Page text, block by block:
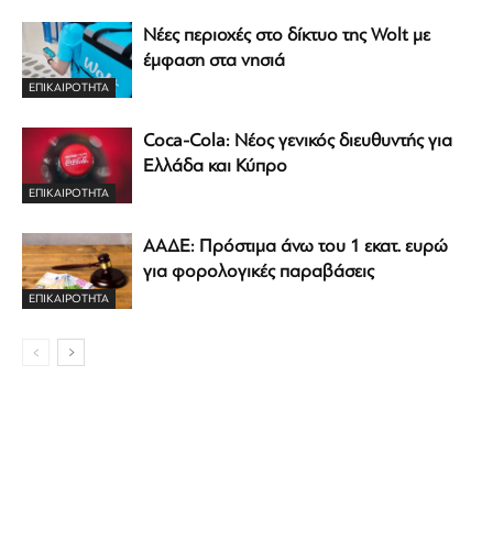
ΕΠΙΚΑΙΡΟΤΗΤΑ
Νέες περιοχές στο δίκτυο της Wolt με
έμφαση στα νησιά
ΕΠΙΚΑΙΡΟΤΗΤΑ
Coca-Cola: Νέος γενικός διευθυντής για
Ελλάδα και Κύπρο
ΕΠΙΚΑΙΡΟΤΗΤΑ
ΑΑΔΕ: Πρόστιμα άνω του 1 εκατ. ευρώ
για φορολογικές παραβάσεις